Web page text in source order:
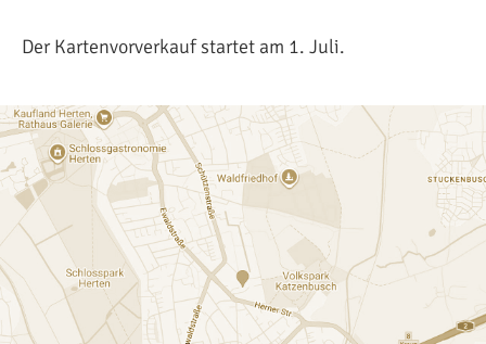
Der Kartenvorverkauf startet am 1. Juli.